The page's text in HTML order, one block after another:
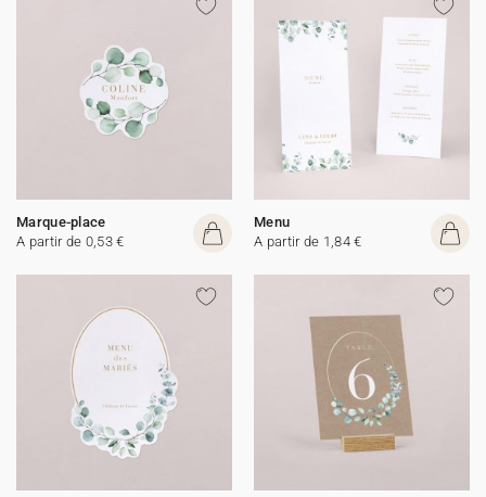
Marque-place
A partir de 0,53 €
Menu
A partir de 1,84 €